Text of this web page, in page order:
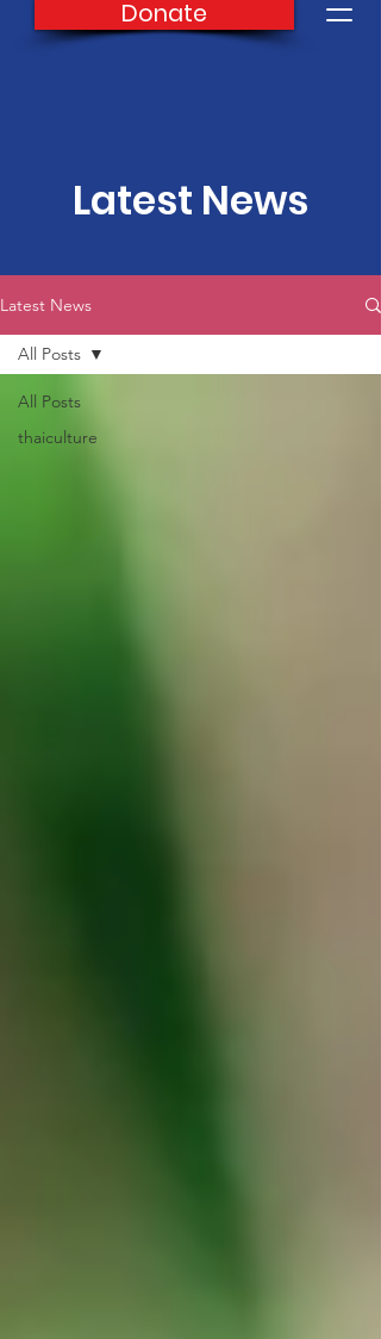
Donate
Latest News
Latest News
All Posts
thaiculture
All Posts